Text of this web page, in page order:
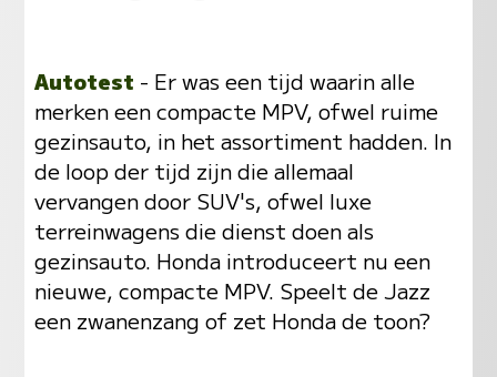
Autotest - Er was een tijd waarin alle
merken een compacte MPV, ofwel ruime
gezinsauto, in het assortiment hadden. In
de loop der tijd zijn die allemaal
vervangen door SUV's, ofwel luxe
terreinwagens die dienst doen als
gezinsauto. Honda introduceert nu een
nieuwe, compacte MPV. Speelt de Jazz
een zwanenzang of zet Honda de toon?